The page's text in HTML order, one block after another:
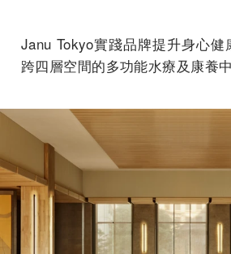
Janu Tokyo實踐品牌提升身心
跨四層空間的多功能水療及康養中